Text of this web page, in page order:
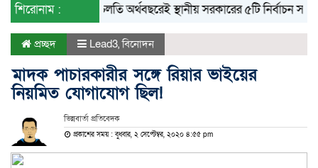
শিরোনাম : ‘চলতি অর্থবছরেই স্থানীয় সরকারের ৫টি নির্বাচন সম্পন্ন হবে’
প্রচ্ছদ Lead3,বিনোদন
মাদক পাচারকারীর সঙ্গে রিয়ার ভাইয়ের
নিয়মিত যোগাযোগ ছিল!
ভিন্নবার্তা প্রতিবেদক
প্রকাশের সময় : বুধবার, ২ সেপ্টেম্বর, ২০২০ ৪:৫৫ pm